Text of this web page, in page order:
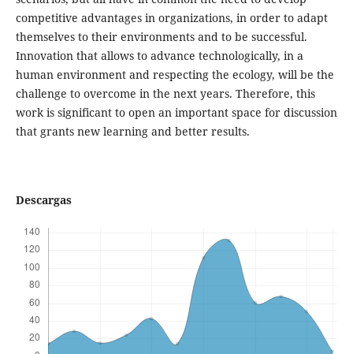
competitive advantages in organizations, in order to adapt
themselves to their environments and to be successful.
Innovation that allows to advance technologically, in a
human environment and respecting the ecology, will be the
challenge to overcome in the next years. Therefore, this
work is significant to open an important space for discussion
that grants new learning and better results.
Descargas